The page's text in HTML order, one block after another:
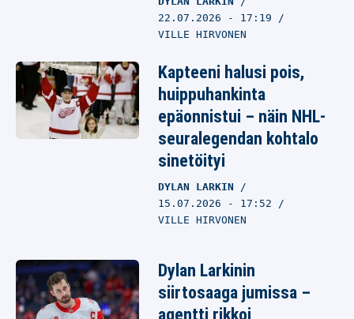
22.07.2026 - 17:19
VILLE HIRVONEN
Kapteeni halusi pois,
huippuhankinta
epäonnistui – näin NHL-
seuralegendan kohtalo
sinetöityi
DYLAN LARKIN
15.07.2026 - 17:52
VILLE HIRVONEN
Dylan Larkinin
siirtosaaga jumissa –
agentti rikkoi